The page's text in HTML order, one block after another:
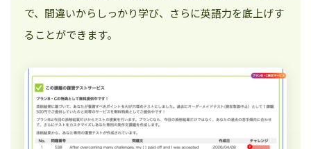
で、間違いからしっかり学び、さらに英語力を底上げす
ることができます。